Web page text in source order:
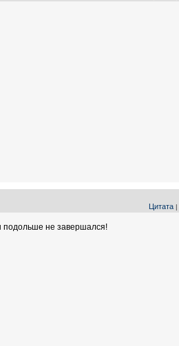
Цитата |
подольше не завершался!